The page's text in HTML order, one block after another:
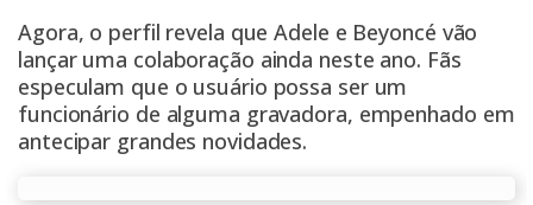
Agora, o perfil revela que Adele e Beyoncé vão
lançar uma colaboração ainda neste ano. Fãs
especulam que o usuário possa ser um
funcionário de alguma gravadora, empenhado em
antecipar grandes novidades.